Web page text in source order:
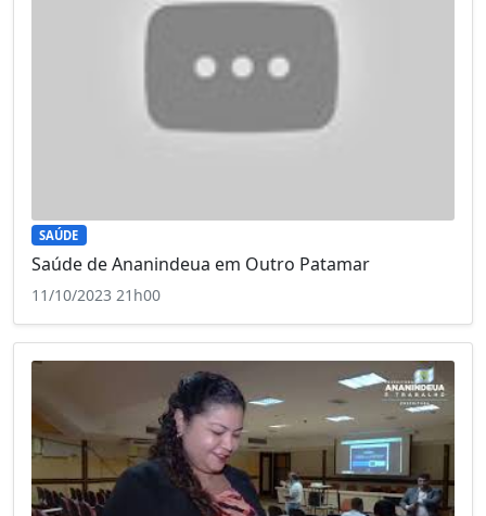
SAÚDE
Saúde de Ananindeua em Outro Patamar
11/10/2023 21h00